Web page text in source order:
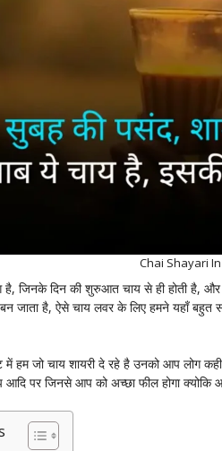
Chai Shayari
है, जिनके दिन की शुरुआत चाय से ही होती है,
जाता है, ऐसे चाय लवर के लिए हमने यहाँ
में हम जो चाय शायरी दे रहे है उनको आप
आदि पर जिनसे आप को अच्छा फील होगा क्योकि